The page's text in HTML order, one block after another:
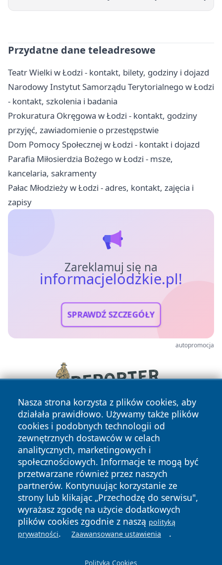
Przydatne dane teleadresowe
Teatr Wielki w Łodzi - kontakt, bilety, godziny i dojazd
Narodowy Instytut Samorządu Terytorialnego w Łodzi
- kontakt, szkolenia i badania
Prokuratura Okręgowa w Łodzi - kontakt, godziny
przyjęć, zawiadomienie o przestępstwie
Dom Pomocy Społecznej w Łodzi - kontakt i dojazd
Parafia Miłosierdzia Bożego w Łodzi - msze,
kancelaria, sakramenty
Pałac Młodzieży w Łodzi - adres, kontakt, zajęcia i
zapisy
Zareklamuj się na
informacjelodzkie.pl!
SPRAWDŹ SZCZEGÓŁY
autopromocja
Nasza strona korzysta z plików cookies, aby
działała prawidłowo. Używamy także plików
cookies i podobnych technologii od
zewnętrznych dostawców w celach
analitycznych, marketingowych i
społecznościowych. Informacje te mogą być
przetwarzane również przez naszych
partnerów. Kontynuując korzystanie ze
strony lub klikając „Przechodzę do serwisu",
wyrażasz zgodę na użycie dodatkowych
plików cookies zgodnie z naszą polityką
prywatności. Zaawansowane ustawienia .
Polityka Cookies
Copyright © 2026 informacjelodzkie.pl Wszystkie prawa
zastrzeżone.
News Autorzy
Polityka
Prywatności
Polityka
Cookies